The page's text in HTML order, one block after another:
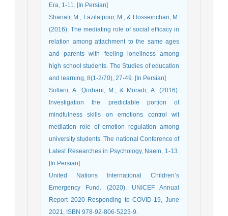
Era, 1-11. [In Persian]
Shariati, M., Fazilatpour, M., & Hosseinchari, M.
(2016). The mediating role of social efficacy in
relation among attachment to the same ages
and parents with feeling loneliness among
high school students. The Studies of education
and learning, 8(1-2/70), 27-49. [In Persian]
Soltani, A. Qorbani, M., & Moradi, A. (2016).
Investigation the predictable portion of
mindfulness skills on emotions control wit
mediation role of emotion regulation among
university students. The national Conference of
Latest Researches in Psychology, Naein, 1-13.
[In Persian]
United Nations International Children’s
Emergency Fund. (2020). UNICEF Annual
Report 2020 Responding to COVID-19, June
2021, ISBN 978-92-806-5223-9.